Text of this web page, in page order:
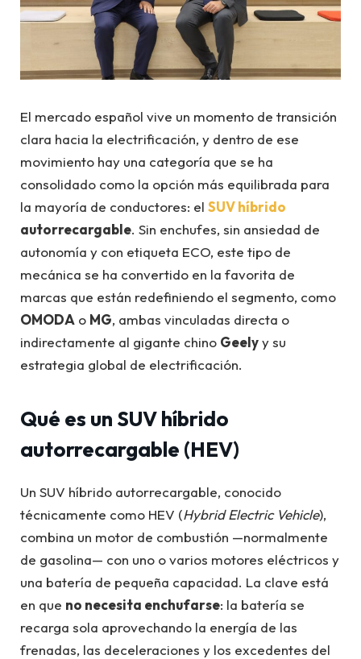
El mercado español vive un momento de transición
clara hacia la electrificación, y dentro de ese
movimiento hay una categoría que se ha
consolidado como la opción más equilibrada para
la mayoría de conductores: el SUV híbrido
autorrecargable. Sin enchufes, sin ansiedad de
autonomía y con etiqueta ECO, este tipo de
mecánica se ha convertido en la favorita de
marcas que están redefiniendo el segmento, como
OMODA o MG, ambas vinculadas directa o
indirectamente al gigante chino Geelyy su
estrategia global de electrificación.
Qué es un SUV híbrido
autorrecargable (HEV)
Un SUV híbrido autorrecargable, conocido
técnicamente como HEV (Hybrid Electric Vehicle),
combina un motor de combustión —normalmente
de gasolina— con uno o varios motores eléctricos y
una batería de pequeña capacidad. La clave está
en que no necesita enchufarse: la batería se
recarga sola aprovechando la energía de las
frenadas, las deceleraciones y los excedentes del